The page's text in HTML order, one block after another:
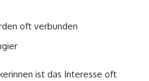
oft verbunden
ist das Interesse oft